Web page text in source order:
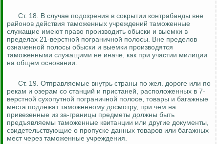
Ст. 18. В случае подозрения в сокрытии контрабанды вне
районов действия таможенных учреждений таможенные
служащие имеют право производить обыски и выемки в
пределах 21-верстной пограничной полосы. Вне пределов
означенной полосы обыски и выемки производятся
таможенными служащими не иначе, как при участии милиции
на общем основании.
Ст. 19. Отправляемые внутрь страны по жел. дороге или по
рекам и озерам со станций и пристаней, расположенных в 7-
верстной сухопутной пограничной полосе, товары и багажные
места подлежат таможенному досмотру, при чем на
привезенные из за-границы предметы должны быть
предъявляемы таможенные квитанции или другие документы,
свидетельствующие о пропуске данных товаров или багажных
мест через таможенные учреждения.